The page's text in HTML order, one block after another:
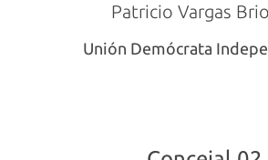
Patricio Vargas
Unión Demócrata